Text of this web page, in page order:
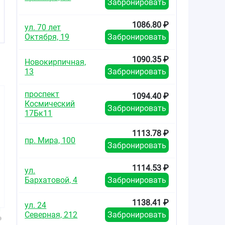
Розувастатин-
Вертекс таблетки
плёночной
оболочкой 10мг
№90
414.40
Розувастатин-
Вертекс таблетки
плёночной
оболочкой 10мг
№30
Забронировать
ул. 70 лет
Октября, 19
1086.80 ₽
Забронировать
Новокирпичная,
13
1090.35 ₽
Забронировать
проспект
Космический
17Бк11
1094.40 ₽
Забронировать
пр. Мира, 100
1113.78 ₽
Забронировать
ул.
Бархатовой, 4
1114.53 ₽
Забронировать
ул. 24
Северная, 212
1138.41 ₽
Забронировать